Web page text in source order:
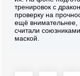
тренировок с
проверку на
ещё внимательнее,
считали
маской.